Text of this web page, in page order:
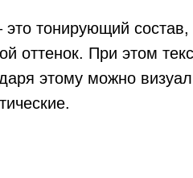
тонирующий
оттенок. При этом
этому можно